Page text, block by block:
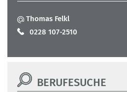
Thomas Felkl
0228 107-2510
BERUFESUCHE